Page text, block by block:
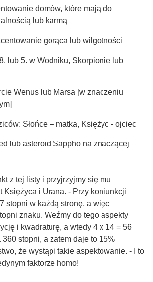
domów, które mają do
lub karmą
gorąca lub wilgotności
lub 5. w Wodniku, Skorpionie lub
Wenus lub Marsa [w znaczeniu
Słońce – matka, Księżyc - ojciec
lub asteroid Sappho na znaczącej
z tej listy i przyjrzyjmy się mu
Księżyca i Urana. - Przy koniunkcji
stopni w każdą stronę, a więc
znaku. Weźmy do tego aspekty
i kwadraturę, a wtedy 4 x 14 = 56
stopni, a zatem daje to 15%
że wystąpi takie aspektowanie. - I to
faktorze homo!